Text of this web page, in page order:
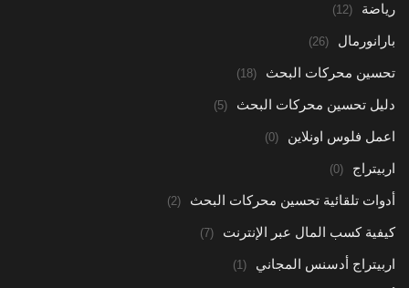
رياضة (12)
بارانورمال (26)
تحسين محركات البحث (18)
دليل تحسين محركات البحث (5)
اعمل فلوس اونلاين (0)
اربيتراج (0)
أدوات تلقائية تحسين محركات البحث (2)
كيفية كسب المال عبر الإنترنت (7)
اربيتراج أدسنس المجاني (1)